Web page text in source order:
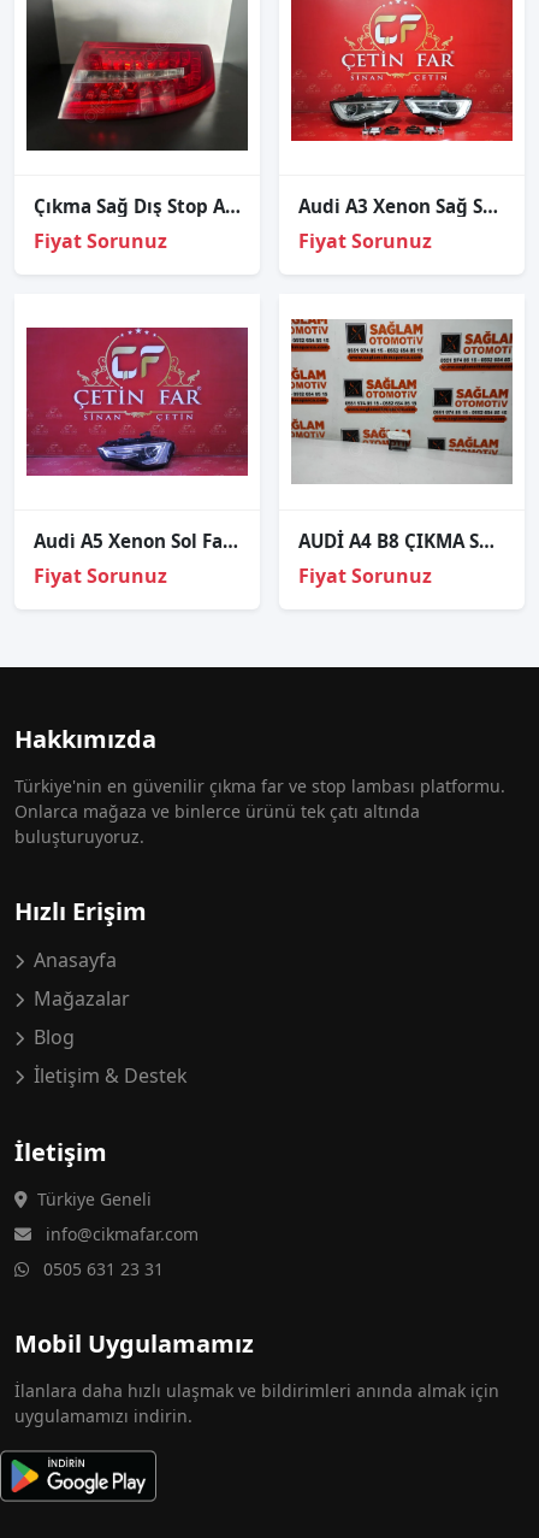
Çıkma Sağ Dış Stop Audi A6 2009-2011 4F5945096J
Fiyat Sorunuz
Audi A3 Xenon Sağ Sol Far Dolu
Fiyat Sorunuz
Audi̇ A5 Xenon Sol Far Sıfır Orj 2012-2016
Fiyat Sorunuz
AUDİ A4 B8 ÇIKMA SAĞ ÖN FAR YIKAMA KAPAĞI OEM; 8K0855276
Fiyat Sorunuz
Hakkımızda
Türkiye'nin en güvenilir çıkma far ve stop lambası platformu.
Onlarca mağaza ve binlerce ürünü tek çatı altında
buluşturuyoruz.
Hızlı Erişim
Anasayfa
Mağazalar
Blog
İletişim & Destek
İletişim
Türkiye Geneli
info@cikmafar.com
0505 631 23 31
Mobil Uygulamamız
İlanlara daha hızlı ulaşmak ve bildirimleri anında almak için
uygulamamızı indirin.